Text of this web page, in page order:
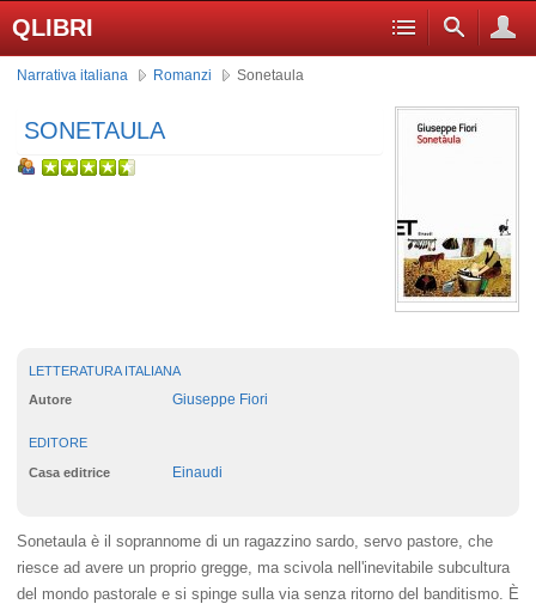
QLIBRI
Narrativa italiana Romanzi Sonetaula
SONETAULA
LETTERATURA ITALIANA
Autore Giuseppe Fiori
EDITORE
Casa editrice Einaudi
Sonetaula è il soprannome di un ragazzino sardo, servo pastore, che
riesce ad avere un proprio gregge, ma scivola nell'inevitabile subcultura
del mondo pastorale e si spinge sulla via senza ritorno del banditismo. È